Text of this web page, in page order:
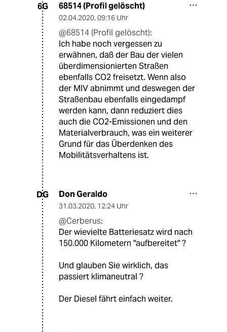
6G 68514 (Profil gelöscht)
02.04.2020, 09:16 Uhr
@68514 (Profil gelöscht):
Ich habe noch vergessen zu
erwähnen, daß der Bau der vielen
überdimensionierten Straßen
ebenfalls CO2 freisetzt. Wenn also
der MIV abnimmt und deswegen der
Straßenbau ebenfalls eingedampf
werden kann, dann reduziert dies
auch die CO2-Emissionen und den
Materialverbrauch, was ein weiterer
Grund für das Überdenken des
Mobilitätsverhaltens ist.
DG Don Geraldo
31.03.2020, 12:24 Uhr
@Cerberus:
Der wievielte Batteriesatz wird nach
150.000 Kilometern "aufbereitet" ?
Und glauben Sie wirklich, das
passiert klimaneutral ?
Der Diesel fährt einfach weiter.